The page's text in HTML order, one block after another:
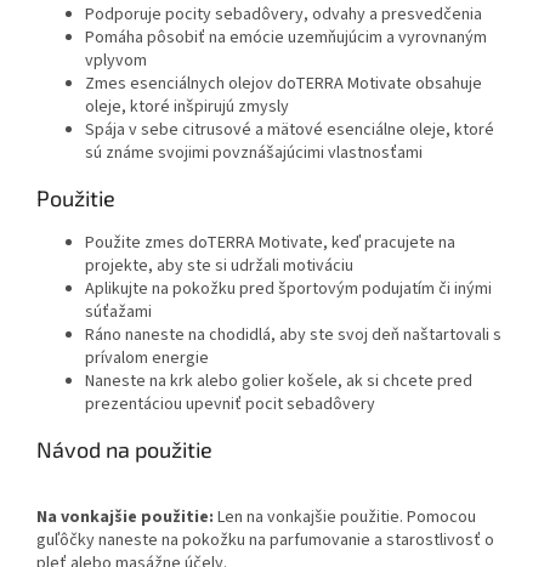
Podporuje pocity sebadôvery, odvahy a presvedčenia
Pomáha pôsobiť na emócie uzemňujúcim a vyrovnaným
vplyvom
Zmes esenciálnych olejov doTERRA Motivate obsahuje
oleje, ktoré inšpirujú zmysly
Spája v sebe citrusové a mätové esenciálne oleje, ktoré
sú známe svojimi povznášajúcimi vlastnosťami
Použitie
Použite zmes doTERRA Motivate, keď pracujete na
projekte, aby ste si udržali motiváciu
Aplikujte na pokožku pred športovým podujatím či inými
súťažami
Ráno naneste na chodidlá, aby ste svoj deň naštartovali s
prívalom energie
Naneste na krk alebo golier košele, ak si chcete pred
prezentáciou upevniť pocit sebadôvery
Návod na použitie
Na vonkajšie použitie: Len na vonkajšie použitie. Pomocou
guľôčky naneste na pokožku na parfumovanie a starostlivosť o